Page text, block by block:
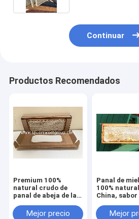
Continuar
Productos Recomendados
Premium 100%
natural crudo de
panal de abeja de la
miel pura sin filtrar
Mejor precio
Panal de
100%
China, sabor
silvestre,
Mejor